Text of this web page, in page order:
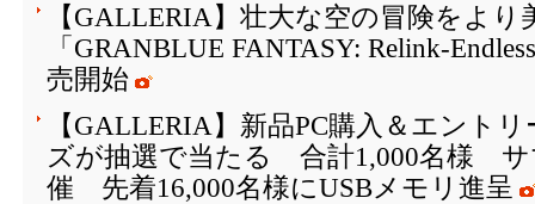
【GALLERIA】壮大な空の冒険をよ
「GRANBLUE FANTASY: Relink-
売開始
【GALLERIA】新品PC購入＆エント
ズが抽選で当たる 合計1,000名様 サ
催 先着16,000名様にUSBメモリ進呈